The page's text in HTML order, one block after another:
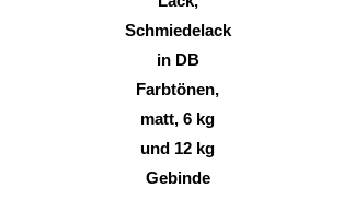
Schmiedelack
in DB
Farbtönen,
matt, 6 kg
und 12 kg
Gebinde
können